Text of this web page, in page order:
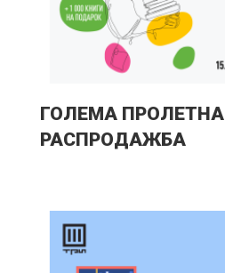
ГОЛЕМА ПРОЛЕТНА
РАСПРОДАЖБА